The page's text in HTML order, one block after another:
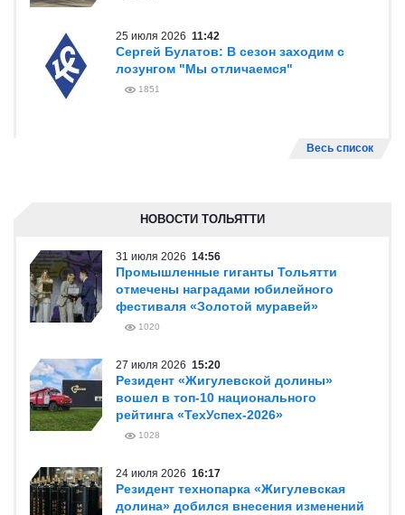
25 июля 2026 11:42
Сергей Булатов: В сезон заходим с
лозунгом "Мы отличаемся"
1851
Весь список
НОВОСТИ ТОЛЬЯТТИ
31 июля 2026 14:56
Промышленные гиганты Тольятти
отмечены наградами юбилейного
фестиваля «Золотой муравей»
1020
27 июля 2026 15:20
Резидент «Жигулевской долины»
вошел в топ-10 национального
рейтинга «ТехУспех-2026»
1028
24 июля 2026 16:17
Резидент технопарка «Жигулевская
долина» добился внесения изменений